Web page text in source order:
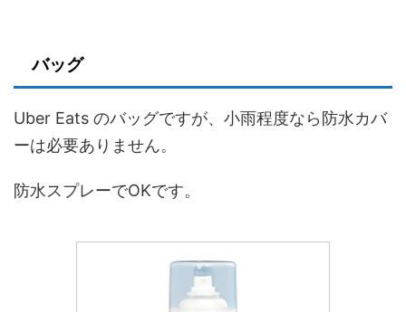
バッグ
Uber Eats のバッグですが、小雨程度なら防水カバ
ーは必要ありません。
防水スプレーでOKです。